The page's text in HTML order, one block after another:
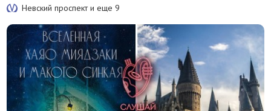
Невский проспект и еще 9